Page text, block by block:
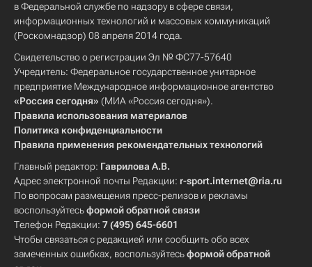
в Федеральной службе по надзору в сфере связи,
информационных технологий и массовых коммуникаций
(Роскомнадзор) 08 апреля 2014 года.
Свидетельство о регистрации Эл № ФС77-57640
Учредитель: Федеральное государственное унитарное
предприятие Международное информационное агентство
«Россия сегодня» (МИА «Россия сегодня»).
Правила использования материалов
Политика конфиденциальности
Правила применения рекомендательных технологий
Главный редактор: Гаврилова А.В.
Адрес электронной почты Редакции: r-sport.internet@ria.ru
По вопросам размещения пресс-релизов и рекламы
воспользуйтесьформой обратной связи
Телефон Редакции: 7 (495) 645-6601
Чтобы связаться с редакцией или сообщить обо всех
замеченных ошибках, воспользуйтесьформой обратной